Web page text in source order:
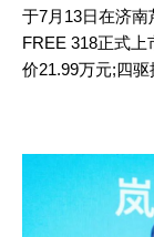
于7月13日在济
FREE 318正式
价21.99万元;四驱